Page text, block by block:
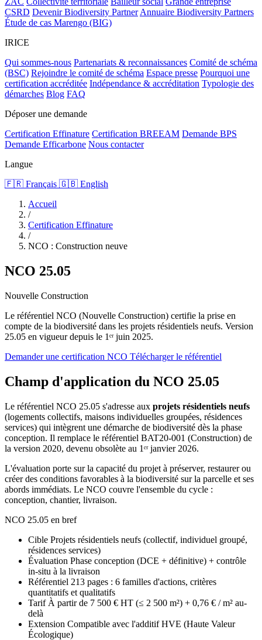
CSRD Devenir Biodiversity Partner Annuaire Biodiversity Partners
Étude de cas Marengo (BIG)
IRICE
Qui sommes-nous Partenariats & reconnaissances Comité de schéma
(BSC) Rejoindre le comité de schéma Espace presse Pourquoi une
certification accréditée Indépendance & accréditation Typologie des
démarches Blog FAQ
Déposer une demande
Certification Effinature Certification BREEAM Demande BPS
Demande Efficarbone Nous contacter
Langue
🇫🇷 Français 🇬🇧 English
Accueil
/
Certification Effinature
/
NCO : Construction neuve
NCO 25.05
Nouvelle Construction
Le référentiel NCO (Nouvelle Construction) certifie la prise en
compte de la biodiversité dans les projets résidentiels neufs. Version
25.05 en vigueur depuis le 1ᵉʳ juin 2025.
Demander une certification NCO Télécharger le référentiel
Champ d'application du NCO 25.05
Le référentiel NCO 25.05 s'adresse aux projets résidentiels neufs
(logements collectifs, maisons individuelles groupées, résidences
services) qui intègrent une démarche de biodiversité dès la phase
conception. Il remplace le référentiel BAT20-001 (Construction) de
la version 2020, devenu obsolète au 1ᵉʳ janvier 2026.
L'évaluation porte sur la capacité du projet à préserver, restaurer ou
créer des conditions favorables à la biodiversité sur la parcelle et ses
abords immédiats. Le NCO couvre l'ensemble du cycle :
conception, chantier, livraison.
NCO 25.05 en bref
Cible Projets résidentiels neufs (collectif, individuel groupé,
résidences services)
Évaluation Phase conception (DCE + définitive) + contrôle
in-situ à la livraison
Référentiel 213 pages : 6 familles d'actions, critères
quantitatifs et qualitatifs
Tarif À partir de 7 500 € HT (≤ 2 500 m²) + 0,76 € / m² au-
delà
Extension Compatible avec l'additif HVE (Haute Valeur
Écologique)